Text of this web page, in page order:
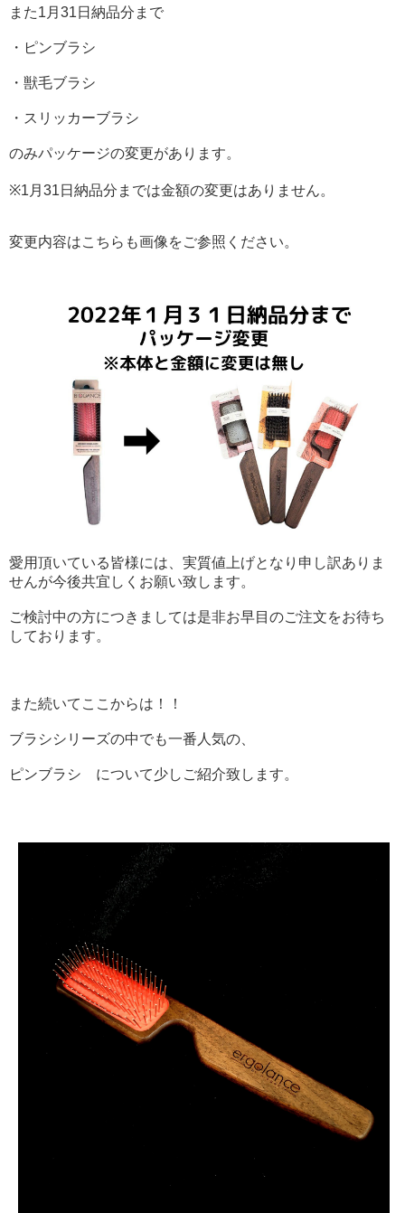
また1月31日納品分まで
・ピンブラシ
・獣毛ブラシ
・スリッカーブラシ
のみパッケージの変更があります。
※1月31日納品分までは金額の変更はありません。
変更内容はこちらも画像をご参照ください。
愛用頂いている皆様には、実質値上げとなり申し訳ありま
せんが今後共宜しくお願い致します。
ご検討中の方につきましては是非お早目のご注文をお待ち
しております。
また続いてここからは！！
ブラシシリーズの中でも一番人気の、
ピンブラシ について少しご紹介致します。